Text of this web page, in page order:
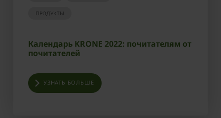
ПРОДУКТЫ
Календарь KRONE 2022: почитателям от
почитателей
УЗНАТЬ БОЛЬШЕ